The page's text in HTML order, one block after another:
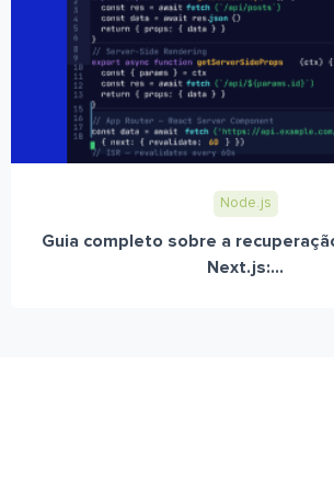
Node.js
Guia completo sobre a
Next.js:...